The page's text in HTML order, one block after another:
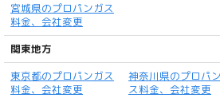
宮城県のプロパンガス
料金、会社変更
関東地方
東京都のプロパンガス
料金、会社変更
神奈川県のプロパ
ス料金、会社変更